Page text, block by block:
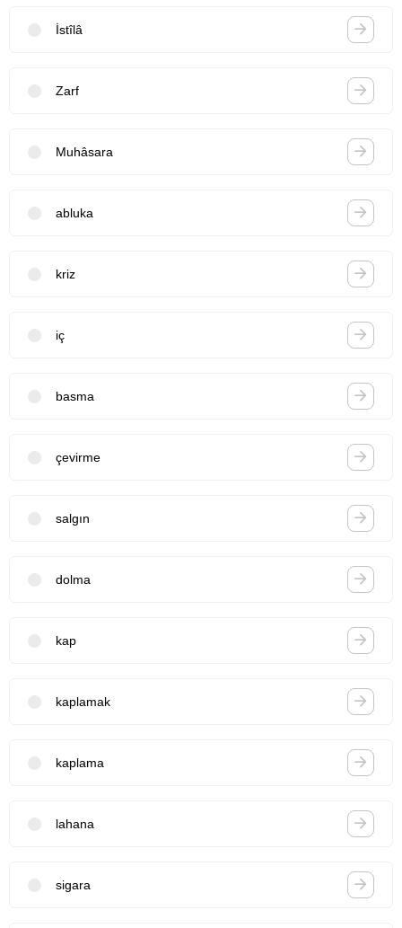
İstîlâ
Zarf
Muhâsara
abluka
kriz
iç
basma
çevirme
salgın
dolma
kap
kaplamak
kaplama
lahana
sigara